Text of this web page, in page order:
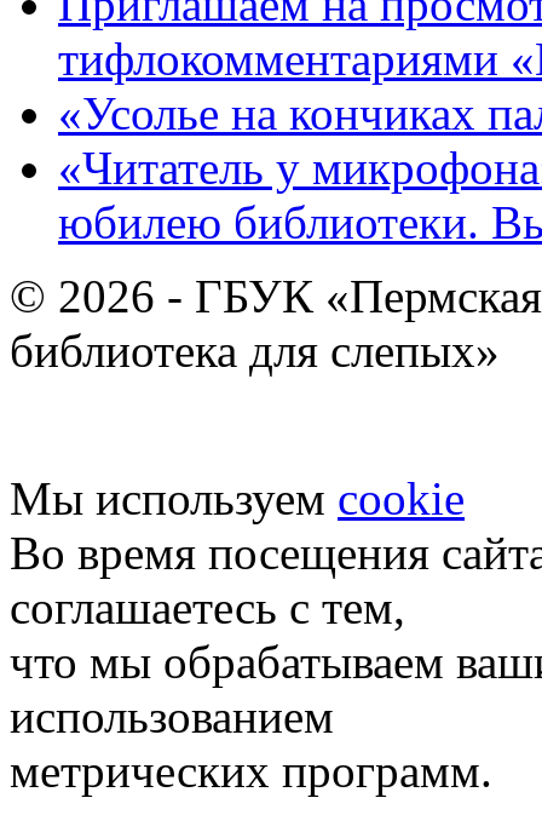
тифлокомментариями
«Усолье на кончиках
«Читатель у
юбилею библиотеки.
© 2026 - ГБУК «Пермская
библиотека для слепых»
Мы используем cookie
Во время посещения
соглашаетесь с тем,
что мы обрабатываем
использованием
метрических программ.